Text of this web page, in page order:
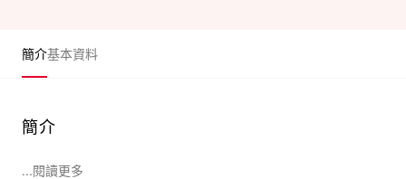
簡介基本資料
簡介
...閱讀更多